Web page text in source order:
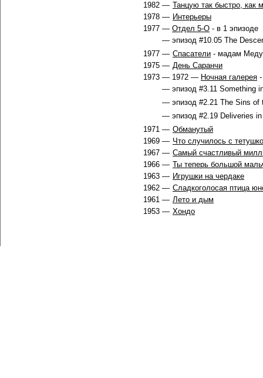
1982 — Танцую так быстро, как
1978 — Интерьеры
1977 — Отдел 5-O - в 1 эпизоде
— эпизод #10.05 The
1977 — Спасатели - мадам
1975 — День Саранчи
1973 — 1972 — Ночная галерея
— эпизод #3.11 Something
— эпизод #2.21 The Sins of
— эпизод #2.19 Deliveries
1971 — Обманутый
1969 — Что случилось с
1967 — Самый счастливый
1966 — Ты теперь большой
1963 — Игрушки на чердаке
1962 — Сладкоголосая птица
1961 — Лето и дым
1953 — Хондо